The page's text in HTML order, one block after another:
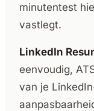
minutentest
vastlegt.
LinkedIn
eenvoudig,
van je